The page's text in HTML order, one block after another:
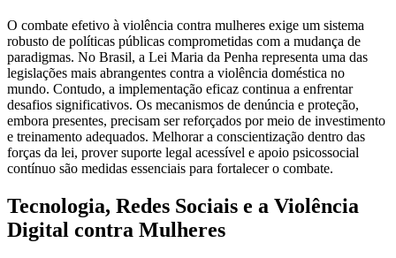
O combate efetivo à violência contra mulheres exige um sistema
robusto de políticas públicas comprometidas com a mudança de
paradigmas. No Brasil, a Lei Maria da Penha representa uma das
legislações mais abrangentes contra a violência doméstica no
mundo. Contudo, a implementação eficaz continua a enfrentar
desafios significativos. Os mecanismos de denúncia e proteção,
embora presentes, precisam ser reforçados por meio de investimento
e treinamento adequados. Melhorar a conscientização dentro das
forças da lei, prover suporte legal acessível e apoio psicossocial
contínuo são medidas essenciais para fortalecer o combate.
Tecnologia, Redes Sociais e a Violência
Digital contra Mulheres